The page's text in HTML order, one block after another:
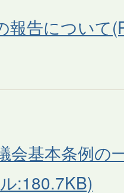
報告について
会基本条例の
:180.7KB)